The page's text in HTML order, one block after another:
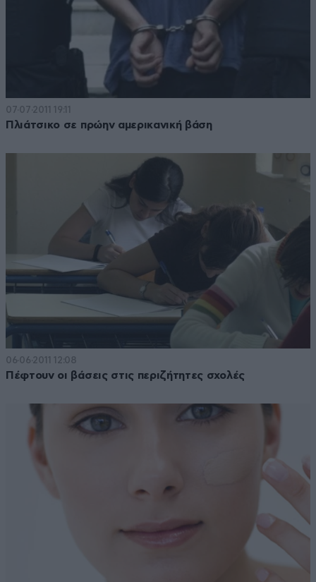
07·07·2011 19:11
Πλιάτσικο σε πρώην αμερικανική βάση
06·06·2011 12:08
Πέφτουν οι βάσεις στις περιζήτητες σχολές